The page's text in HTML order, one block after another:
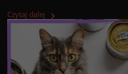
Czytaj dalej